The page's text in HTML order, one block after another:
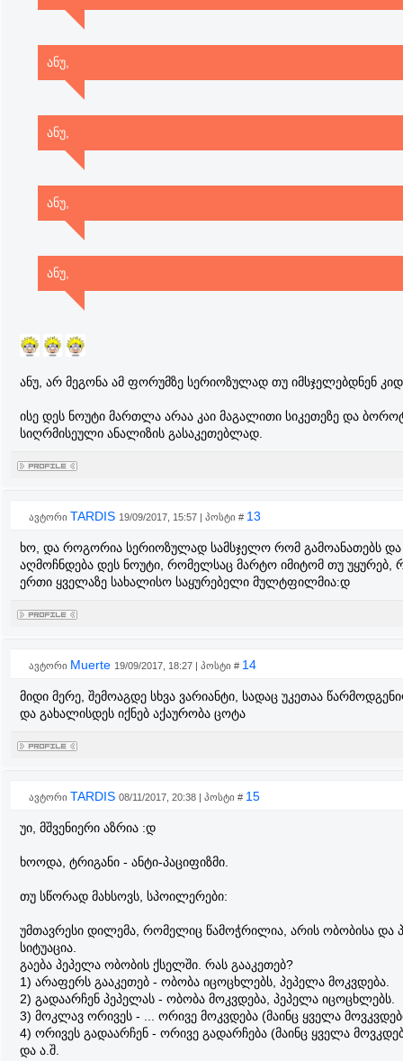
ანუ,
ანუ,
ანუ,
ანუ,
ანუ, არ მეგონა ამ ფორუმზე სერიოზულად თუ იმსჯელებდნენ
ისე დეს ნოუტი მართლა არაა კაი მაგალითი სიკეთეზე და
სიღრმისეული ანალიზის გასაკეთებლად.
ავტორი TARDIS 19/09/2017, 15:57 | პოსტი # 13
ხო, და როგორია სერიოზულად სამსჯელო რომ გამოანათებს და
აღმოჩნდება დეს ნოუტი, რომელსაც მარტო იმიტომ თუ უყურებ,
ერთი ყველაზე სახალისო საყურებელი მულტფილმია:დ
ავტორი Muerte 19/09/2017, 18:27 | პოსტი # 14
მიდი მერე, შემოაგდე სხვა ვარიანტი, სადაც უკეთაა
და გახალისდეს იქნებ აქაურობა ცოტა
ავტორი TARDIS 08/11/2017, 20:38 | პოსტი # 15
უი, მშვენიერი აზრია :დ
ხოოდა, ტრიგანი - ანტი-პაციფიზმი.
თუ სწორად მახსოვს, სპოილერები:
უმთავრესი დილემა, რომელიც წამოჭრილია, არის ობობისა და
სიტუაცია.
გაება პეპელა ობობის ქსელში. რას გააკეთებ?
1) არაფერს გააკეთებ - ობობა იცოცხლებს, პეპელა მოკვდება.
2) გადაარჩენ პეპელას - ობობა მოკვდება, პეპელა იცოცხლებს.
3) მოკლავ ორივეს - ... ორივე მოკვდება (მაინც ყველა
4) ორივეს გადაარჩენ - ორივე გადარჩება (მაინც ყველა
და ა.შ.